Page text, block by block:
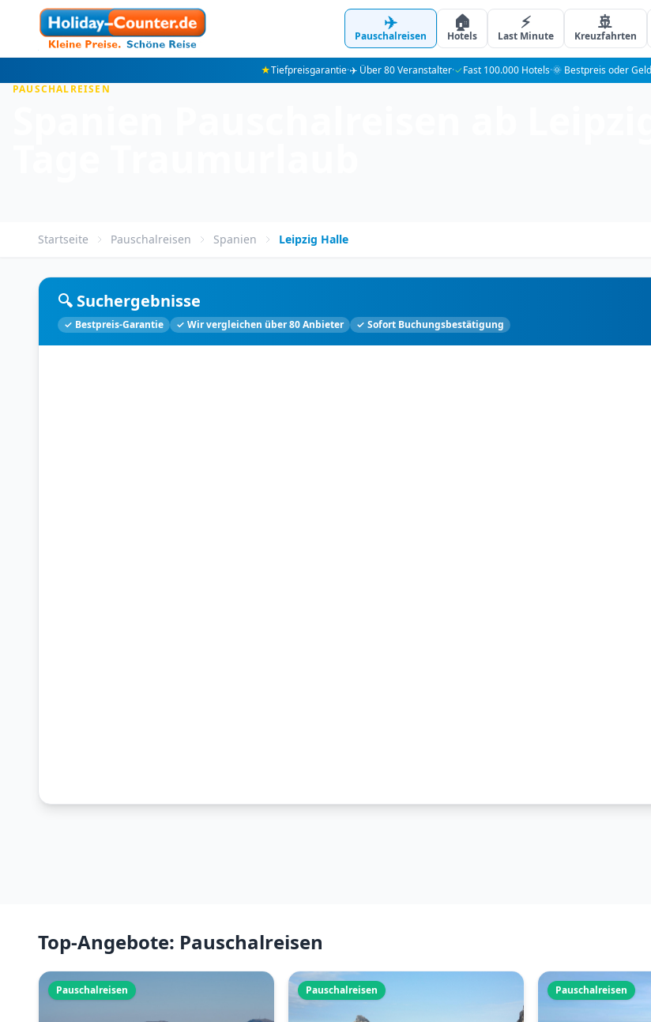
✈️
Pauschalreisen
🏠
Hotels
⚡
Last Minute
🚢
Kreuzfahrten
★Tiefpreisgarantie·✈️ Über 80 Veranstalter·✓Fast 100.000 Hotels·🌞 Bestpreis oder
PAUSCHALREISEN
Startseite Pauschalreisen Spanien Leipzig Halle
🔍 Suchergebnisse
✓ Bestpreis-Garantie ✓ Wir vergleichen über 80 Anbieter ✓ Sofort Buchungsbestätigung
Top-Angebote: Pauschalreisen
Pauschalreisen Pauschalreisen Pauschalreisen